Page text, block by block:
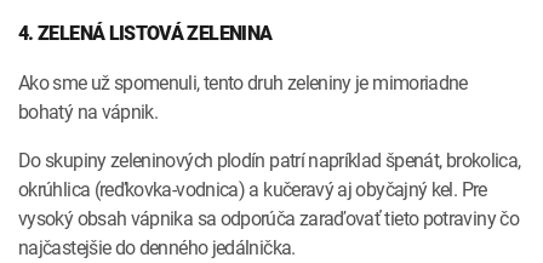
4. ZELENÁ LISTOVÁ ZELENINA
Ako sme už spomenuli, tento druh zeleniny je mimoriadne
bohatý na vápnik.
Do skupiny zeleninových plodín patrí napríklad špenát, brokolica,
okrúhlica (reďkovka-vodnica) a kučeravý aj obyčajný kel. Pre
vysoký obsah vápnika sa odporúča zaraďovať tieto potraviny čo
najčastejšie do denného jedálnička.